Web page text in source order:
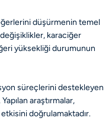
düşürmenin temel
değişiklikler, karaciğer
yüksekliği durumunun
süreçlerini destekleyen
araştırmalar,
doğrulamaktadır.